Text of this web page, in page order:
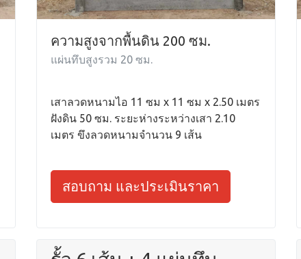
ความสูงจากพื้นดิน 200 ซม.
แผ่นทึบสูงรวม 20 ซม.
เสาลวดหนามไอ 11 ซม x 11 ซม x 2.50 เมตร
ฝังดิน 50 ซม. ระยะห่างระหว่างเสา 2.10
เมตร ขึงลวดหนามจำนวน 9 เส้น
สอบถาม และประเมินราคา